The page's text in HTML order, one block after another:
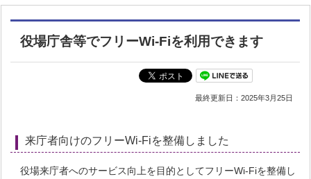
役場庁舎等でフリーWi-Fiを利用できます
最終更新日：2025年3月25日
来庁者向けのフリーWi-Fiを整備しました
役場来庁者へのサービス向上を目的としてフリーWi-Fiを整備し